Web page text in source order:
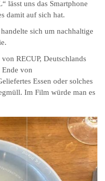
lässt uns das Smartphone
damit auf sich hat.
sich um nachhaltige
RECUP, Deutschlands
Ende von
Essen oder solches
Im Film würde man es